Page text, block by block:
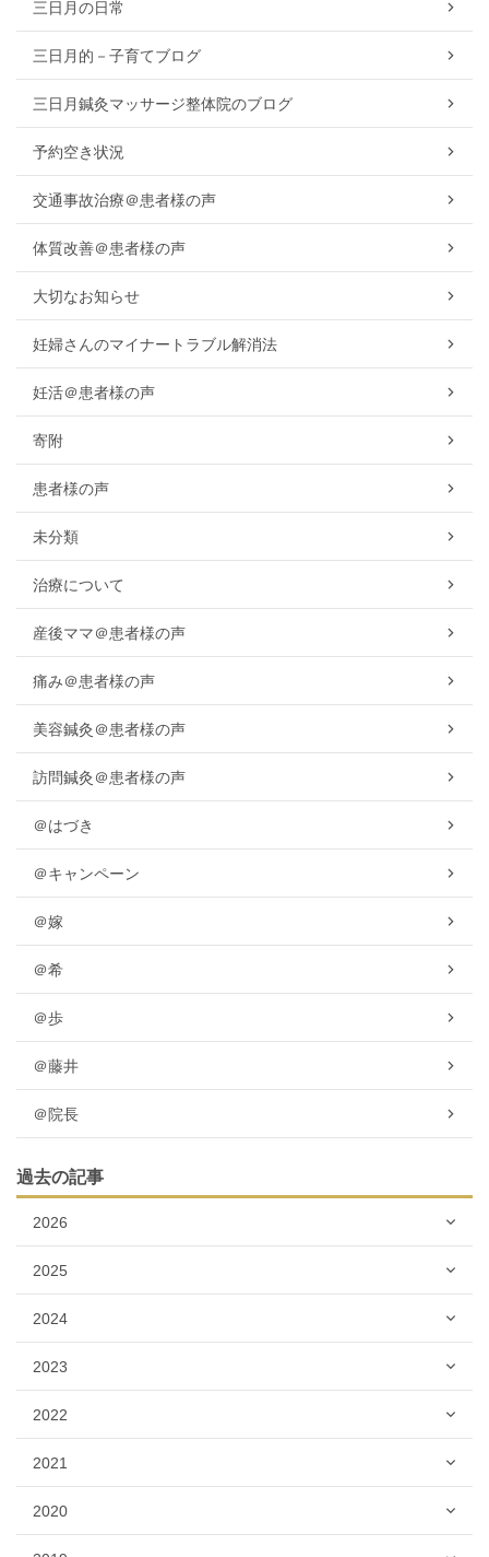
三日月の日常
三日月的－子育てブログ
三日月鍼灸マッサージ整体院のブログ
予約空き状況
交通事故治療＠患者様の声
体質改善＠患者様の声
大切なお知らせ
妊婦さんのマイナートラブル解消法
妊活＠患者様の声
寄附
患者様の声
未分類
治療について
産後ママ＠患者様の声
痛み＠患者様の声
美容鍼灸＠患者様の声
訪問鍼灸＠患者様の声
＠はづき
＠キャンペーン
＠嫁
＠希
＠歩
＠藤井
＠院長
過去の記事
2026
2025
2024
2023
2022
2021
2020